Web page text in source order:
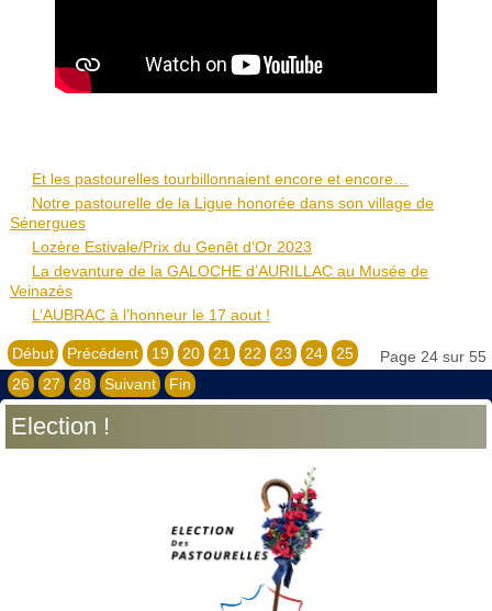
Et les pastourelles tourbillonnaient encore et encore…
Notre pastourelle de la Ligue honorée dans son village de
Sénergues
Lozère Estivale/Prix du Genêt d’Or 2023
La devanture de la GALOCHE d’AURILLAC au Musée de
Veinazès
L’AUBRAC à l’honneur le 17 aout !
Page 24 sur 55
Début Précédent 19 20 21 22 23 24
25
26
27 28 Suivant Fin
Election !